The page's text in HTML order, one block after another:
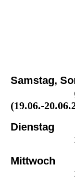
Samstag,
(19.06.-
11:00
11:00